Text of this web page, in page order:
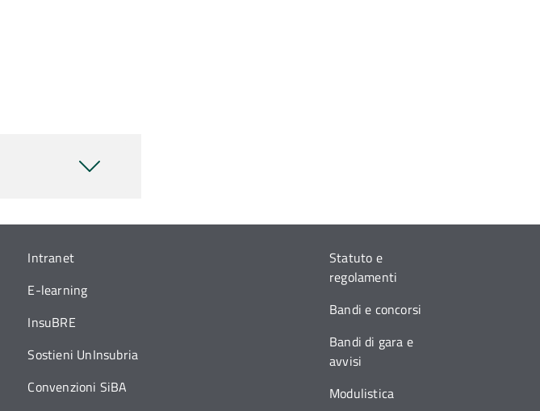
Intranet
E-learning
InsuBRE
Sostieni UnInsubria
Convenzioni SiBA
Statuto e
regolamenti
Bandi e concorsi
Bandi di gara e
avvisi
Modulistica